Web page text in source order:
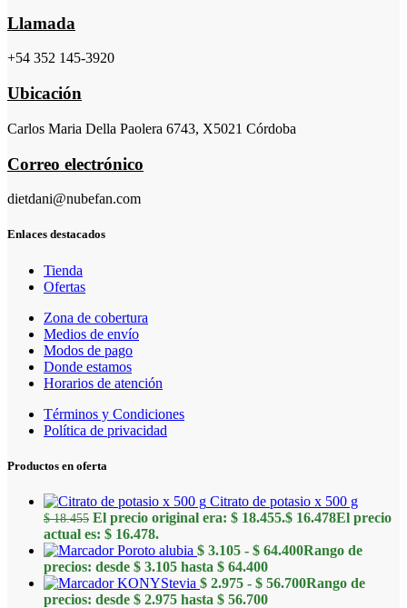
Llamada
+54 352 145-3920
Ubicación
Carlos Maria Della Paolera 6743, X5021 Córdoba
Correo electrónico
dietdani@nubefan.com
Enlaces destacados
Tienda
Ofertas
Zona de cobertura
Medios de envío
Modos de pago
Donde estamos
Horarios de atención
Términos y Condiciones
Política de privacidad
Productos en oferta
Citrato de potasio x 500 g
$18.455 El precio original era: $ 18.455.$ 16.478El precio
actual es: $ 16.478.
Poroto alubia $ 3.105 - $ 64.400Rango de
precios: desde $ 3.105 hasta $ 64.400
KONYStevia $ 2.975 - $ 56.700Rango de
precios: desde $ 2.975 hasta $ 56.700